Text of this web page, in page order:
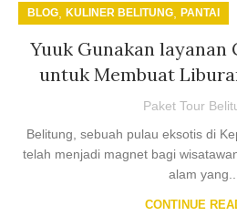
BLOG KULINER BELITUNG PANTAI
Yuuk Gunakan layanan
untuk Membuat
Paket Tour
Belitung, sebuah pulau eksotis di
telah menjadi magnet bagi
alam yang...
CONTINUE